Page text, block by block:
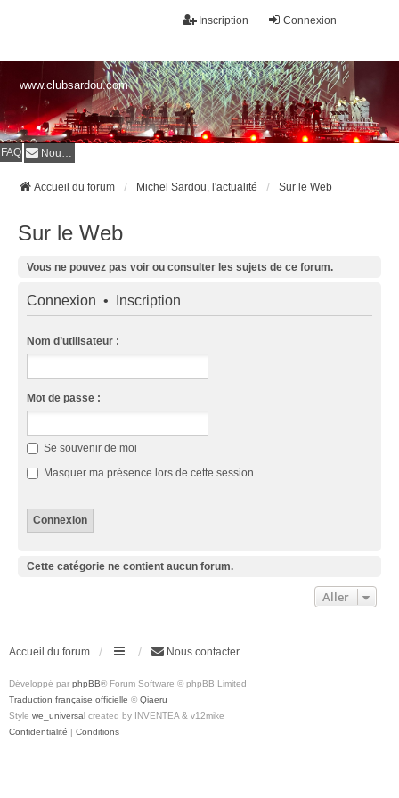
Connexion
Inscription
www.clubsardou.com
FAQ Nous contacter
Accueil du forum Michel Sardou, l'actualité Sur le Web
Sur le Web
Vous ne pouvez pas voir ou consulter les sujets de ce forum.
Connexion • Inscription
Nom d’utilisateur :
Mot de passe :
Se souvenir de moi
Masquer ma présence lors de cette session
Cette catégorie ne contient aucun forum.
Aller
Accueil du forum Nous contacter
Développé par phpBB® Forum Software © phpBB Limited
Traduction française officielle © Qiaeru
Style we_universal created by INVENTEA & v12mike
Confidentialité | Conditions